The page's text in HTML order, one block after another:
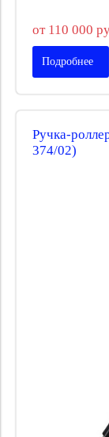
от 110 000
Подробнее
Ручка-
374/02)